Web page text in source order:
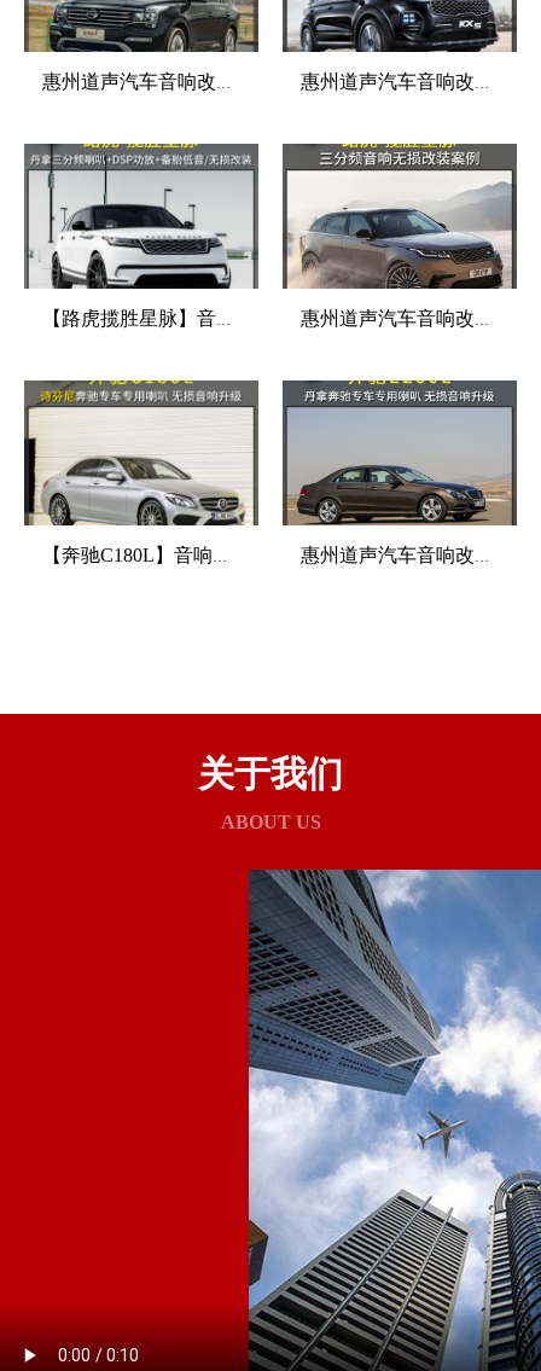
惠州道声汽车音响改装 传祺GS8音响改装英国CVas6.2两分频＋雷贝琴同轴＋英国CVD500.1单路功放 惠州道声汽车音响改装 【起亚KX5】音响改装升级热卖套餐方案
【路虎揽胜星脉】音响改装升级，入门三分频音响系统，丹拿三分频+诗芬尼10路DSP功放+备胎低音炮，惠州汽车音响改装 惠州道声汽车音响改装 路虎揽胜星脉音响改装，10喇叭无损安装,方案性价比超高！
【奔驰C180L】音响改装升级，诗芬尼专车专用音响，惠州汽车音响改装 惠州道声汽车音响改装 【奔驰E200L】E级音响改装升级，丹拿奔驰专车专用音响。
关于我们
ABOUT US